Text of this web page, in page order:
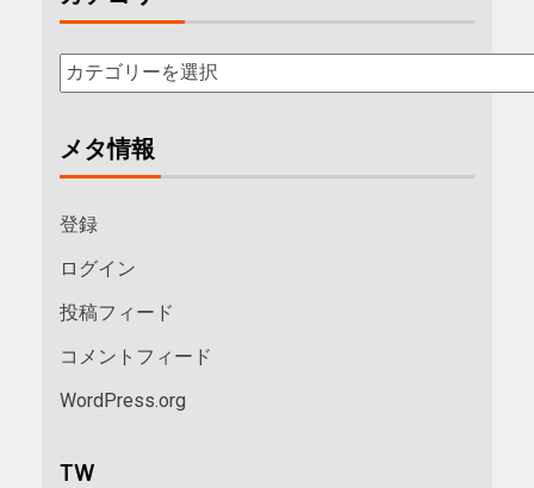
メタ情報
登録
ログイン
投稿フィード
コメントフィード
WordPress.org
TW